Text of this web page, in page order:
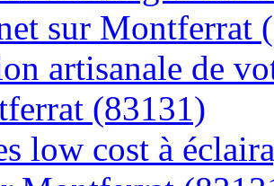
sur Montferrat
artisanale de
(83131)
low cost à